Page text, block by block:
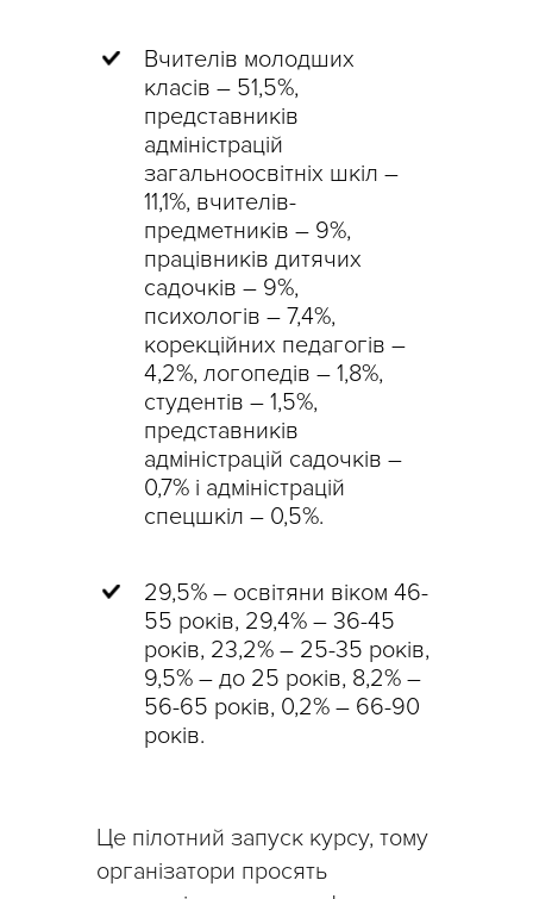
Вчителів молодших
класів – 51,5%,
представників
адміністрацій
загальноосвітніх шкіл –
11,1%, вчителів-
предметників – 9%,
працівників дитячих
садочків – 9%,
психологів – 7,4%,
корекційних педагогів –
4,2%, логопедів – 1,8%,
студентів – 1,5%,
представників
адміністрацій садочків –
0,7% і адміністрацій
спецшкіл – 0,5%.
29,5% – освітяни віком 46-
55 років, 29,4% – 36-45
років, 23,2% – 25-35 років,
9,5% – до 25 років, 8,2% –
56-65 років, 0,2% – 66-90
років.
Це пілотний запуск курсу, тому
організатори просять